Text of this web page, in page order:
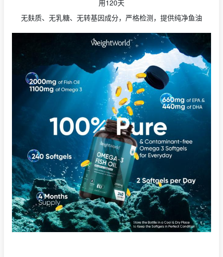
用120天
无麸质、无乳糖、无转基因成分，严格检测，提供纯净鱼油